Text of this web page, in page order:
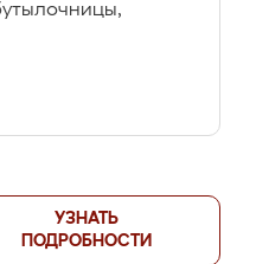
УЗНАТЬ
ПОДРОБНОСТИ